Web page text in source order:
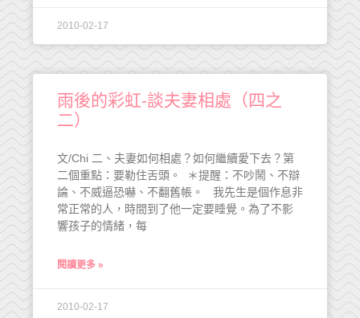
2010-02-17
雨後的彩虹-談夫妻相處（四之
二）
文/Chi 二、夫妻如何相處？如何繼續愛下去？第
二個重點：要勒住舌頭。 ＊提醒：不吵鬧、不辯
論、不威逼恐嚇、不翻舊帳。 我先生是個作息非
常正常的人，時間到了他一定要睡覺。為了不影
響孩子的情緒，每
閱讀更多 »
2010-02-17